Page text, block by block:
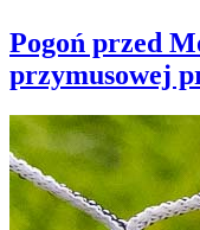
Pogoń przed
przymusowej